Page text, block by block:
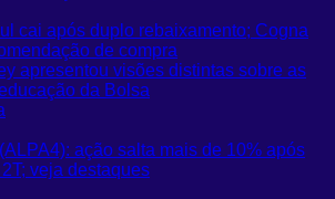
cai após duplo rebaixamento; Cogna
de compra
apresentou visões distintas sobre as
da Bolsa